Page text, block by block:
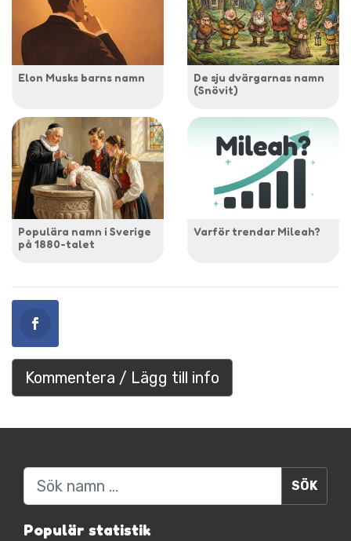
Elon Musks barns namn
De sju dvärgarnas namn
(Snövit)
Populära namn i Sverige
på 1880-talet
Varför trendar Mileah?
Kommentera / Lägg till info
Sök
Populär statistik